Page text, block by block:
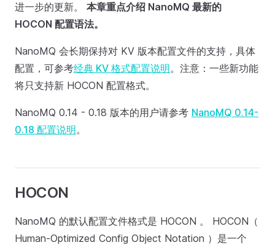
进一步的更新。 本章重点介绍 NanoMQ 最新的
HOCON 配置语法。
NanoMQ 会长期保持对 KV 版本配置文件的支持，具体
配置，可参考经典 KV 格式配置说明。注意：一些新功能
将只支持新 HOCON 配置格式。
NanoMQ 0.14 - 0.18 版本的用户请参考 NanoMQ 0.14-
0.18 配置说明。
HOCON
NanoMQ 的默认配置文件格式是 HOCON 。 HOCON（
Human-Optimized Config Object Notation ）是一个